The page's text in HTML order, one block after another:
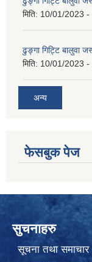
मिति: 10/01/2023 -
ढुङ्गा गिट्टि बालुवा
मिति: 10/01/2023 -
अन्य
फेसबुक पेज
सुचनाहरु
सूचना तथा समाचार